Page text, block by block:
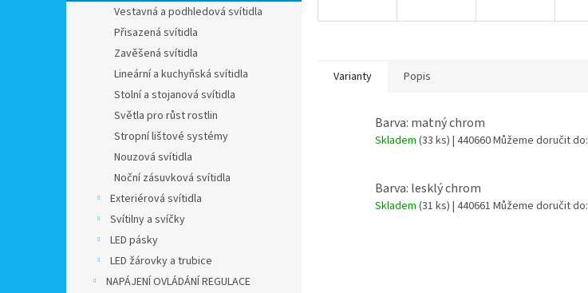
Vestavná a podhledová svítidla
Přisazená svítidla
Zavěšená svítidla
Lineární a kuchyňská svítidla
Stolní a stojanová svítidla
Světla pro růst rostlin
Stropní lištové systémy
Nouzová svítidla
Noční zásuvková svítidla
Exteriérová svítidla
Svítilny a svíčky
LED pásky
LED žárovky a trubice
NAPÁJENÍ OVLÁDÁNÍ REGULACE
Varianty Popis
Barva: matný chrom
Skladem (33 ks) | 440660Můžeme doručit do:
Barva: lesklý chrom
Skladem (31 ks) | 440661 Můžeme doručit do: